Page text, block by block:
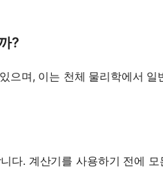
?
으며, 이는 천체 물리학에서 일
다. 계산기를 사용하기 전에 모